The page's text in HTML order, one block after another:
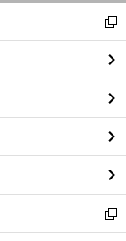
閉
る
新
し
い
ウ
ィ
ン
ド
ウ
で
開
く
新
し